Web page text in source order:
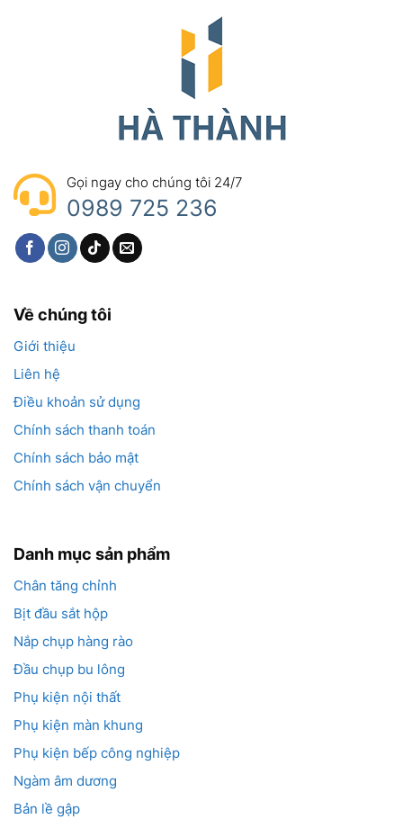
Gọi ngay cho chúng tôi 24/7
0989 725 236
Về chúng tôi
Giới thiệu
Liên hệ
Điều khoản sử dụng
Chính sách thanh toán
Chính sách bảo mật
Chính sách vận chuyển
Danh mục sản phẩm
Chân tăng chỉnh
Bịt đầu sắt hộp
Nắp chụp hàng rào
Đầu chụp bu lông
Phụ kiện nội thất
Phụ kiện màn khung
Phụ kiện bếp công nghiệp
Ngàm âm dương
Bản lề gập